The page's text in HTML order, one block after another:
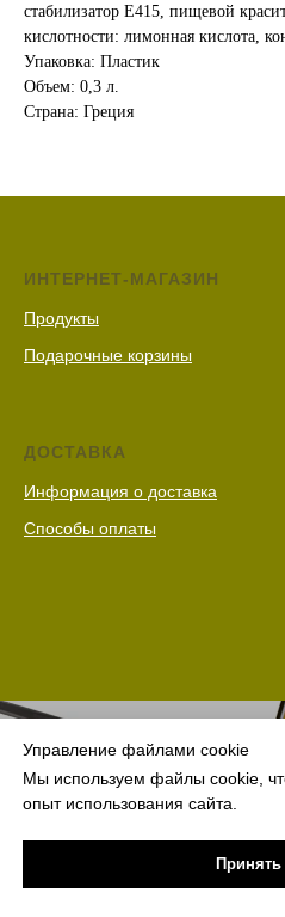
Управление файлами cookie
Мы используем файлы cookie,
опыт использования сайта.
Принять
стабилизатор Е415, пищевой
кислотности: лимонная кислота,
Упаковка: Пластик
Объем: 0,3 л.
Страна: Греция
ИНТЕРНЕТ-МАГАЗИН
Продукты
Подарочные корзины
ДОСТАВКА
Информация о доставка
Способы оплаты
© 2025